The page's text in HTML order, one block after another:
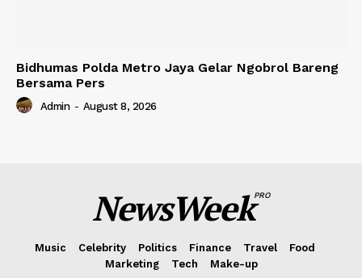
Bidhumas Polda Metro Jaya Gelar Ngobrol Bareng
Bersama Pers
Admin - August 8, 2026
NewsWeekPRO
Music Celebrity Politics Finance Travel
Food
Marketing
Tech Make-up